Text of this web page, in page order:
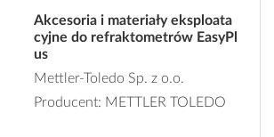
Akcesoria i materiały eksploata
cyjne do refraktometrów EasyPl
us
Mettler-Toledo Sp. z o.o.
Producent: METTLER TOLEDO